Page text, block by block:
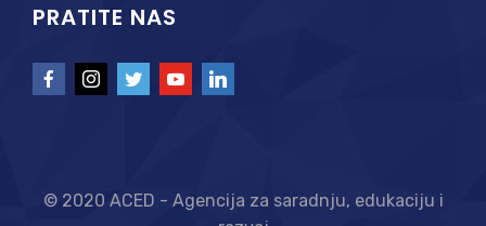
PRATITE NAS
© 2020 ACED - Agencija za saradnju, edukaciju i